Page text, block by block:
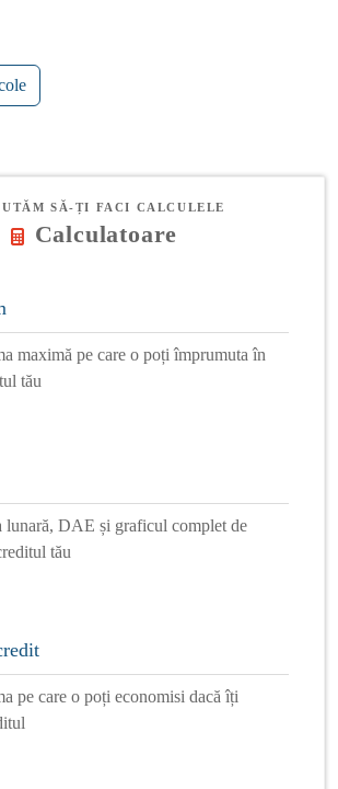
SĂ-ȚI FACI CALCULELE
Calculatoare
maximă pe care o poți împrumuta în
tău
lunară, DAE și graficul complet de
tău
pe care o poți economisi dacă îți